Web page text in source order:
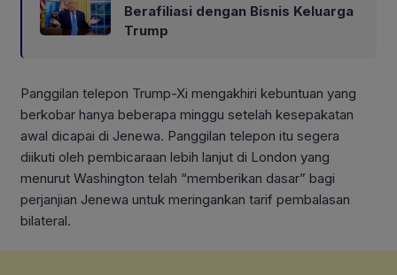
Berafiliasi dengan Bisnis Keluarga
Trump
Panggilan telepon Trump-Xi mengakhiri kebuntuan yang
berkobar hanya beberapa minggu setelah kesepakatan
awal dicapai di Jenewa. Panggilan telepon itu segera
diikuti oleh pembicaraan lebih lanjut di London yang
menurut Washington telah “memberikan dasar” bagi
perjanjian Jenewa untuk meringankan tarif pembalasan
bilateral.